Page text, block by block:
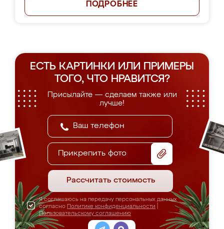
ПОДРОБНЕЕ
ЕСТЬ КАРТИНКИ ИЛИ ПРИМЕРЫ
ТОГО, ЧТО НРАВИТСЯ?
Присылайте — сделаем также или
лучше!
Прикрепить фото
Рассчитать стоимость
Я соглашаюсь на передачу персональных данных
согласно Политике конфиденциальности
Пользовательскому соглашению